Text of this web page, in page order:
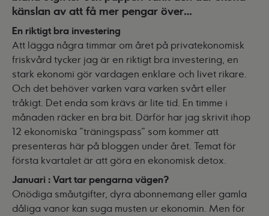
känslan av att få mer pengar över…
En riktigt bra investering
Att lägga några timmar om året på privatekonomisk
friskvård tycker jag är en riktigt bra investering, en
stark ekonomi gör vardagen enklare och livet rikare.
Och det behöver varken vara varken svårt eller
tråkigt. Det enda som krävs är lite tid. En timme i
månaden räcker en bra bit. Därför har jag skrivit ihop
12 ekonomiska ”träningspass” som kommer att
presenteras här på bloggen under året. Temat för
första kvartalet är att göra en ekonomisk detox.
Januari : Vart tar pengarna vägen?
Onödiga småutgifter, dyra abonnemang eller gamla
dåliga vanor kan suga musten ur ekonomin. Men för